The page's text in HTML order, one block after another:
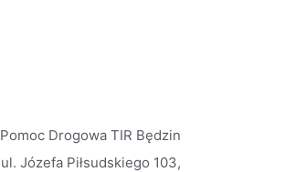
Pomoc Drogowa TIR Będzin
ul. Józefa Piłsudskiego 103,